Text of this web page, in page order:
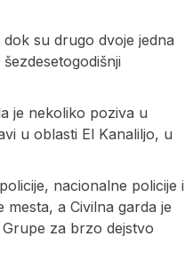
su drugo dvoje jedna
je nekoliko poziva u
u oblasti El Kanaliljo, u
nacionalne policije i
mesta, a Civilna garda je
za brzo dejstvo